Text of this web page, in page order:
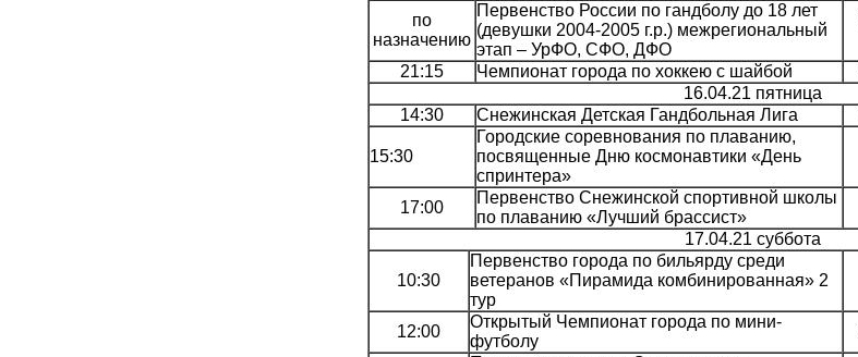
по
назначению
Первенство России по гандболу до 18 лет
(девушки 2004-2005 г.р.) межрегиональный
этап – УрФО, СФО, ДФО
21:15 Чемпионат города по хоккею с шайбой
16.04.21 пятница
14:30
Снежинская Детская Гандбольная Лига
15:30
Городские соревнования по плаванию,
посвященные Дню космонавтики «День
спринтера»
17:00
Первенство Снежинской спортивной школы
по плаванию «Лучший брассист»
17.04.21 суббота
10:30
Первенство города по бильярду среди
ветеранов «Пирамида комбинированная» 2
тур
12:00
Открытый Чемпионат города по мини-
футболу